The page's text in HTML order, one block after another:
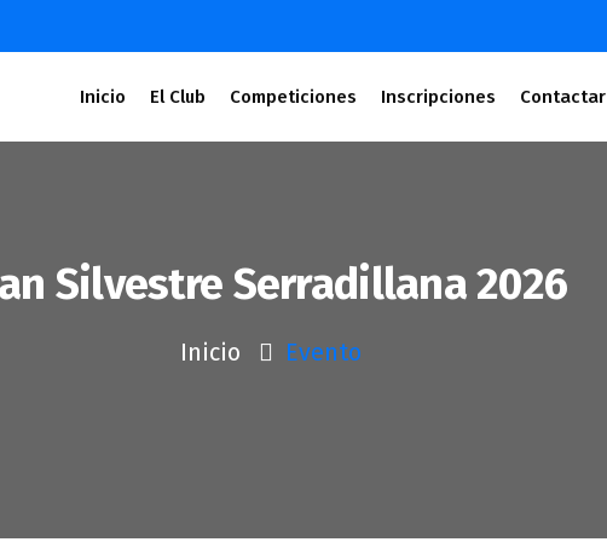
Inicio
El Club Competiciones Inscripciones Contactar
Silvestre Serradillana 2026
Inicio Evento